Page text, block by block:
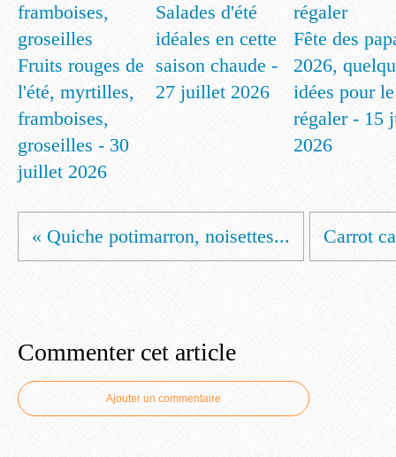
Fruits rouges de
l'été, myrtilles,
framboises,
groseilles - 30
juillet 2026
Salades d'été
idéales en cette
saison chaude -
27 juillet 2026
Fête des
2026,
idées pour le
régaler - 15
2026
« Quiche potimarron, noisettes... Carrot
Commenter cet article
Ajouter un commentaire